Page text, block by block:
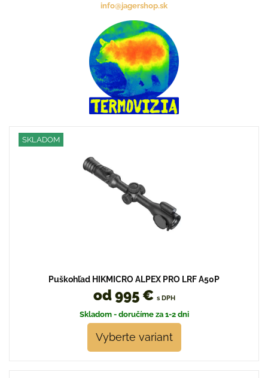
info@jagershop.sk
SKLADOM
Puškohľad HIKMICRO ALPEX PRO LRF A50P
od 995 € s DPH
Skladom - doručíme za 1-2 dni
Vyberte variant